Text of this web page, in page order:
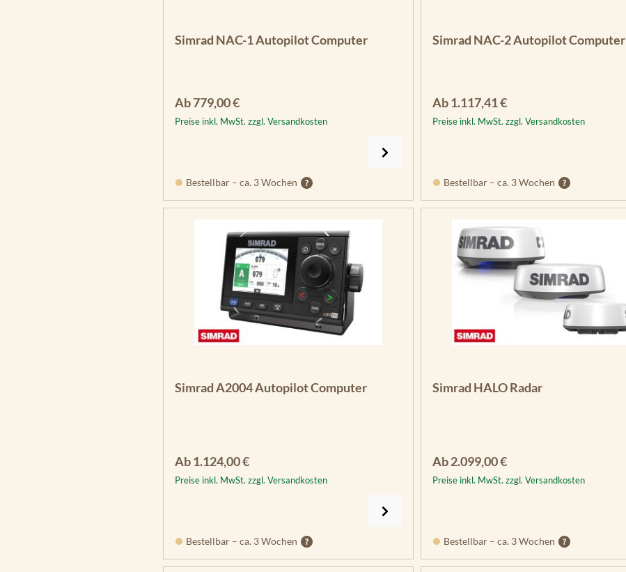
Simrad NAC-1 Autopilot Computer
Regulärer Preis:
Ab779,00 €
Preise inkl. MwSt. zzgl. Versandkosten
Bestellbar – ca. 3 Wochen
Simrad NAC-2 Autopilot Computer
Regulärer Preis:
Ab1.117,41 €
Preise inkl. MwSt. zzgl. Versandkosten
Bestellbar – ca. 3 Wochen
Simrad A2004 Autopilot Computer
Regulärer Preis:
Ab1.124,00 €
Preise inkl. MwSt. zzgl. Versandkosten
Bestellbar – ca. 3 Wochen
Simrad HALO Radar
Regulärer Preis:
Ab2.099,00 €
Preise inkl. MwSt. zzgl. Versandkosten
Bestellbar – ca. 3 Wochen